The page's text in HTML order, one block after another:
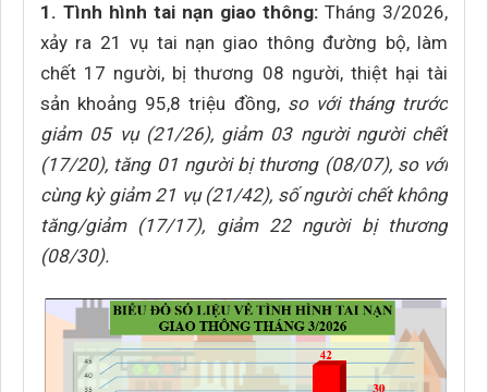
1. Tình hình tai nạn giao thông: Tháng 3/2026,
xảy ra 21 vụ tai nạn giao thông đường bộ, làm
chết 17 người, bị thương 08 người, thiệt hại tài
sản khoảng 95,8 triệu đồng, so với tháng trước
giảm 05 vụ (21/26), giảm 03 người người chết
(17/20), tăng 01 người bị thương (08/07), so với
cùng kỳ giảm 21 vụ (21/42), số người chết không
tăng/giảm (17/17), giảm 22 người bị thương
(08/30).